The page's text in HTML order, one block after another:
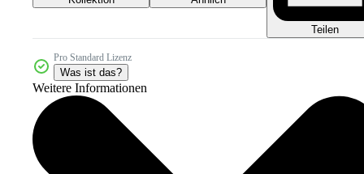
Teilen
Pro Standard Lizenz
Was ist das?
Weitere Informationen